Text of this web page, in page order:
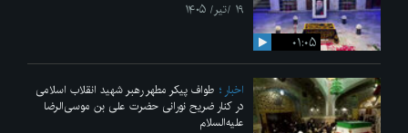
۰۱:۰۵
۱۹ /تیر/ ۱۴۰۵
اخبار
طواف پیکر مطهر رهبر شهید انقلاب اسلامی
در کنار ضریح نورانی حضرت علی‌ بن موسی‌الرضا
علیه‌السلام